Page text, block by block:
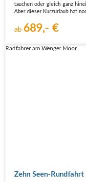
tauchen oder gleich ganz
Aber dieser Kurzurlaub hat
ab 689,- €
Radfahrer am Wenger Moor
Zehn Seen-Rundfahrt